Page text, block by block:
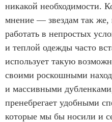
никакой необходимости.
мнение — звездам так же,
работать в непростых
и теплой одежды часто
использует такую
своими роскошными
и массивными
пренебрегает удобными
которые мы бы носили и